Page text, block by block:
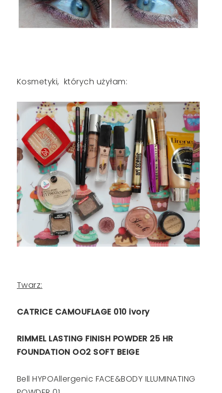
Kosmetyki, których użyłam:
Twarz:
CATRICE CAMOUFLAGE 010 ivory
RIMMEL LASTING FINISH POWDER 25 HR
FOUNDATION OO2 SOFT BEIGE
Bell HYPOAllergenic FACE&BODY ILLUMINATING